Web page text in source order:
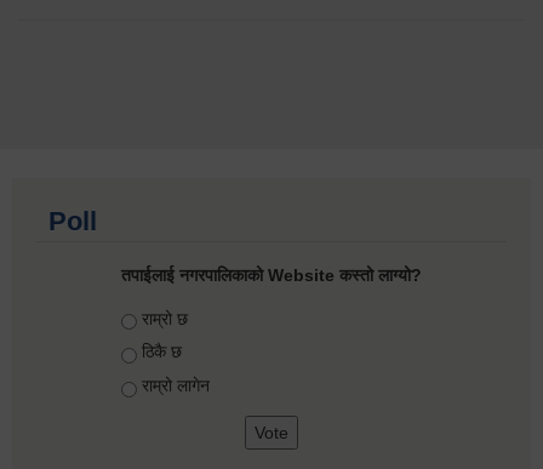
Poll
तपाईलाई नगरपालिकाको Website कस्तो लाग्यो?
Choices
राम्रो छ
ठिकै छ
राम्रो लागेन